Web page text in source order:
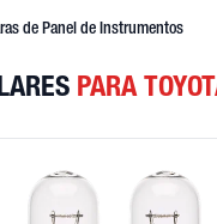
de Panel de Instrumentos
PARA